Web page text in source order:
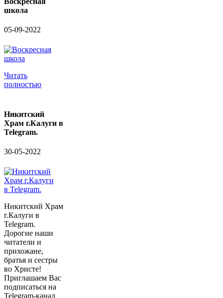
школа
05-09-2022
Читать
полностью
Никитский
Храм г.Калуги в
Telegram.
30-05-2022
Никитский Храм
г.Калуги в
Telegram.
Дорогие наши
читатели и
прихожане,
братья и сестры
во Христе!
Приглашаем Вас
подписаться на
Telegram-канал